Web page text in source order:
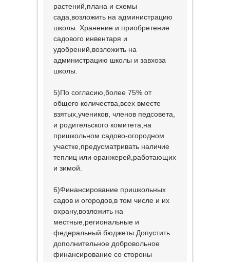
растений,плана и схемы
сада,возложить на администрацию
школы. Хранение и приобретение
садового инвентаря и
удобрений,возложить на
администрацию школы и завхоза
школы.
5)По согласию,более 75% от
общего количества,всех вместе
взятых,учеников, членов педсовета,
и родительского комитета,на
пришкольном садово-огородном
участке,предусматривать наличие
теплиц или оранжерей,работающих
и зимой.
6)Финансирование пришкольных
садов и огородов,в том числе и их
охрану,возложить на
местные,региональные и
федеральный бюджеты.Допустить
дополнительное добровольное
финансирование со стороны